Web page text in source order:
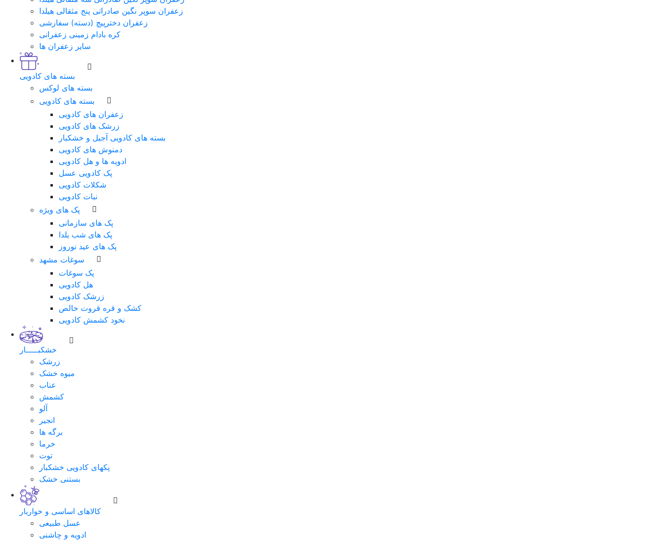
زعفران سوپر نگین صادراتی پنج مثقالی هیلدا
زعفران دخترپیچ (دسته) سفارشی
کره بادام زمینی زعفرانی
سایر زعفران ها
بسته های کادویی
بسته های لوکس
بسته های کادویی
زعفران های کادویی
زرشک های کادویی
بسته های کادویی آجیل و خشکبار
دمنوش های کادویی
ادویه ها و هل کادویی
پک کادویی عسل
شکلات کادویی
نبات کادویی
پک های ویژه
پک های سازمانی
پک های شب یلدا
پک های عید نوروز
سوغات مشهد
پک سوغات
هل کادویی
زرشک کادویی
کشک و قره قروت خالص
نخود کشمش کادویی
خشکبـــــار
زرشک
میوه خشک
عناب
کشمش
آلو
انجیر
برگه ها
خرما
توت
پکهای کادویی خشکبار
بستنی خشک
کالاهای اساسی و خواربار
عسل طبیعی
ادویه و چاشنی